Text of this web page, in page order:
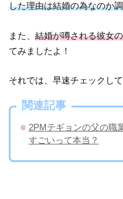
した理由は結婚の為なのか
また、結婚が噂される彼女
てみましたよ！
それでは、早速チェックし
関連記事
2PMテギョンの父の職
すごいって本当？